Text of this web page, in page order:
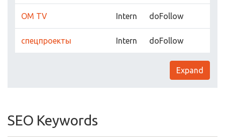
OM TV Intern doFollow
cпецпроекты Intern doFollow
Expand
SEO Keywords